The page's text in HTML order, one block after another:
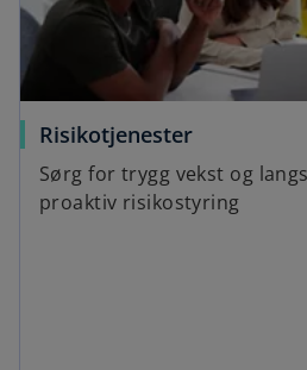
Risikotjenester
Sørg for trygg vekst og
proaktiv risikostyring